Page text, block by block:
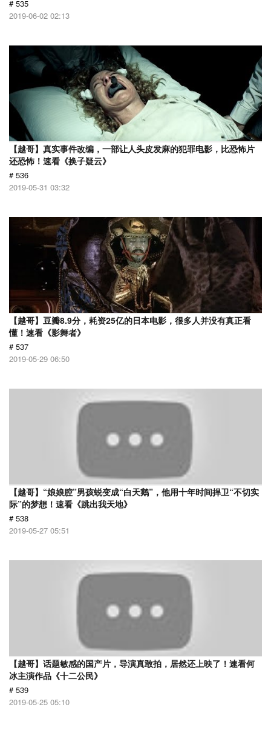
# 535
2019-06-02 02:13
【越哥】真实事件改编，一部让人头皮发麻的犯罪电影，比恐怖片
还恐怖！速看《换子疑云》
# 536
2019-05-31 03:32
【越哥】豆瓣8.9分，耗资25亿的日本电影，很多人并没有真正看
懂！速看《影舞者》
# 537
2019-05-29 06:50
【越哥】“娘娘腔”男孩蜕变成“白天鹅”，他用十年时间捍卫“不切实
际”的梦想！速看《跳出我天地》
# 538
2019-05-27 05:51
【越哥】话题敏感的国产片，导演真敢拍，居然还上映了！速看何
冰主演作品《十二公民》
# 539
2019-05-25 05:10